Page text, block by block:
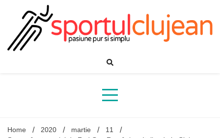
Home 2020 martie
11